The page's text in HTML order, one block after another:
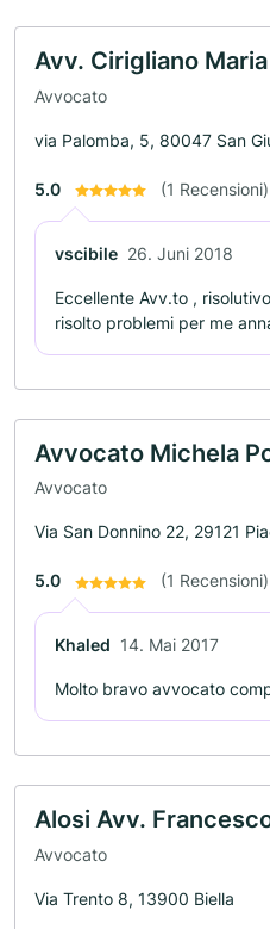
Avv. Cirigliano
Avvocato
via Palomba, 5, 80047 San
5.0 (1 Recensioni)
vscibile 26. Juni 2018
Eccellente Avv.to ,
risolto problemi per me
Avvocato Michela
Avvocato
Via San Donnino 22, 29121
5.0 (1 Recensioni)
Khaled 14. Mai 2017
Molto bravo avvocato
Alosi Avv.
Avvocato
Via Trento 8, 13900 Biella